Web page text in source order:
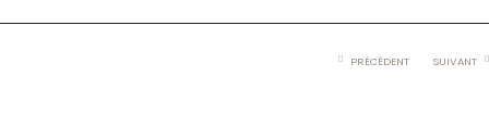
PRÉCÉDENT SUIVANT